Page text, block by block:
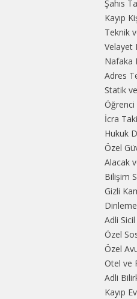
Şahıs
Kayıp
Teknik
Velayet
Nafaka
Adres
Statik
Öğrenci
İcra
Hukuk
Özel
Alacak
Bilişim
Gizli
Adli
Özel
Özel
Otel ve
Adli
Kayıp